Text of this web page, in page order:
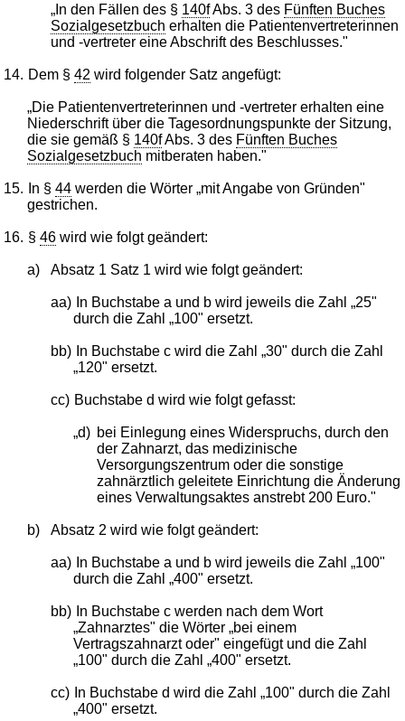
„In den Fällen des § 140fAbs. 3 des Fünften Buches
Sozialgesetzbuch erhalten die Patientenvertreterinnen
und -vertreter eine Abschrift des Beschlusses."
14. Dem §42 wird folgender Satz angefügt:
„Die Patientenvertreterinnen und -vertreter erhalten eine
Niederschrift über die Tagesordnungspunkte der Sitzung,
die sie gemäß § 140fAbs. 3 des Fünften Buches
Sozialgesetzbuch mitberaten haben."
15. In §44 werden die Wörter „mit Angabe von Gründen"
gestrichen.
16. §46 wird wie folgt geändert:
a) Absatz 1 Satz 1 wird wie folgt geändert:
aa)
In Buchstabe a und b wird jeweils die Zahl „25"
durch die Zahl „100" ersetzt.
bb)
In Buchstabe c wird die Zahl „30" durch die Zahl
„120" ersetzt.
cc) Buchstabe d wird wie folgt gefasst:
„d) bei Einlegung eines Widerspruchs, durch den
der Zahnarzt, das medizinische
Versorgungszentrum oder die sonstige
zahnärztlich geleitete Einrichtung die Änderung
eines Verwaltungsaktes anstrebt 200 Euro."
b) Absatz 2 wird wie folgt geändert:
aa)
In Buchstabe a und b wird jeweils die Zahl „100"
durch die Zahl „400" ersetzt.
bb)
In Buchstabe c werden nach dem Wort
„Zahnarztes" die Wörter „bei einem
Vertragszahnarzt oder" eingefügt und die Zahl
„100" durch die Zahl „400" ersetzt.
cc)
In Buchstabe d wird die Zahl „100" durch die Zahl
„400" ersetzt.